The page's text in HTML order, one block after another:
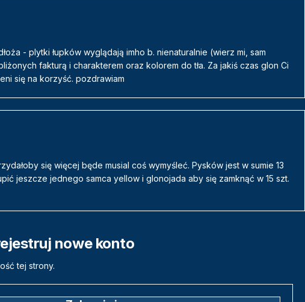
- plytki łupków wyglądają imho b. nienaturalnie (wierz mi, sam
fakturą i charakterem oraz kolorem do tła. Za jakiś czas glon Ci
się na korzyść. pozdrawiam
się więcej będe musial coś wymyśleć. Pysków jest w sumie 13
jeszcze jednego samca yellow i glonojada aby się zamknąć w 15 szt.
nowe konto
tej strony.